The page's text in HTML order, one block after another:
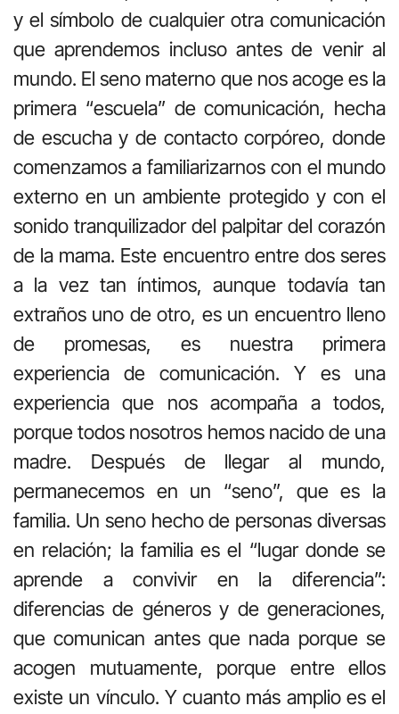
y el símbolo de cualquier otra comunicación
que aprendemos incluso antes de venir al
mundo. El seno materno que nos acoge es la
primera “escuela” de comunicación, hecha
de escucha y de contacto corpóreo, donde
comenzamos a familiarizarnos con el mundo
externo en un ambiente protegido y con el
sonido tranquilizador del palpitar del corazón
de la mama. Este encuentro entre dos seres
a la vez tan íntimos, aunque todavía tan
extraños uno de otro, es un encuentro lleno
de promesas, es nuestra primera
experiencia de comunicación. Y es una
experiencia que nos acompaña a todos,
porque todos nosotros hemos nacido de una
madre. Después de llegar al mundo,
permanecemos en un “seno”, que es la
familia. Un seno hecho de personas diversas
en relación; la familia es el “lugar donde se
aprende a convivir en la diferencia”:
diferencias de géneros y de generaciones,
que comunican antes que nada porque se
acogen mutuamente, porque entre ellos
existe un vínculo. Y cuanto más amplio es el